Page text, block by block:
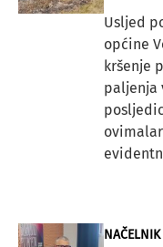
Usljed
općine
kršenje
paljenja
NAČELNIK